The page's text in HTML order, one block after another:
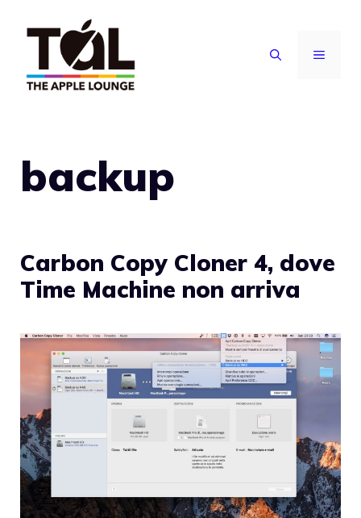
contenuto
MENU
backup
Carbon Copy Cloner 4, dove
Time Machine non arriva